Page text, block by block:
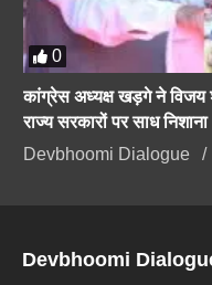
0
कांग्रेस अध्यक्ष खड़गे ने विजय
राज्य सरकारों पर साध निशाना
Devbhoomi Dialogue
Devbhoomi